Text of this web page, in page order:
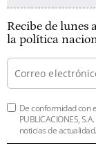
Recibe de lunes
la política
De conformidad con
PUBLICACIONES,
noticias de actualidad.